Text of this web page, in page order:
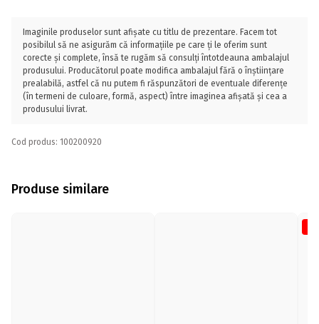
Imaginile produselor sunt afișate cu titlu de prezentare. Facem tot
posibilul să ne asigurăm că informațiile pe care ți le oferim sunt
corecte și complete, însă te rugăm să consulți întotdeauna ambalajul
produsului. Producătorul poate modifica ambalajul fără o înștiințare
prealabilă, astfel că nu putem fi răspunzători de eventuale diferențe
(în termeni de culoare, formă, aspect) între imaginea afișată și cea a
produsului livrat.
Cod produs: 100200920
Produse similare